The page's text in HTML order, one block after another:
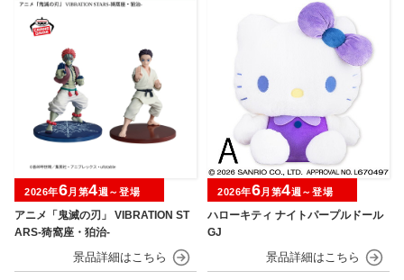
アニメ「鬼滅の刃」 VIBRATION ST
ARS-猗窩座・狛治-
2026年6月第4週～登場
ハローキティ ナイトパープルドール
GJ
2026年6月第4週～登場